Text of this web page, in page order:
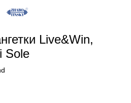
Live&Win,
Sole